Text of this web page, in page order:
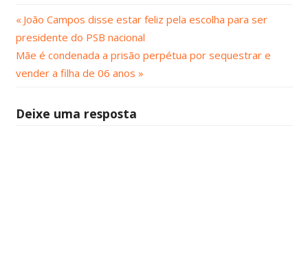
Navegação
de
Post
Post
Anterior:
João Campos disse estar feliz pela escolha para ser
presidente do PSB nacional
Próximo
Post:
Mãe é condenada a prisão perpétua por sequestrar e
vender a filha de 06 anos
Deixe uma resposta